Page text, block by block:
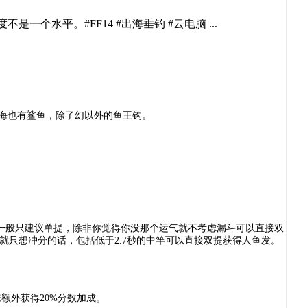
是一个水平。#FF14 #出海垂钓 #云电脑 ...
也有鲨鱼，除了幻以外的鱼王钩。
只建议单提，除非你觉得你没那个运气就不考虑漏斗可以直接双
想冲分的话，包括低于2.7秒的中竿可以直接双提获得人鱼发。
外获得20%分数加成。